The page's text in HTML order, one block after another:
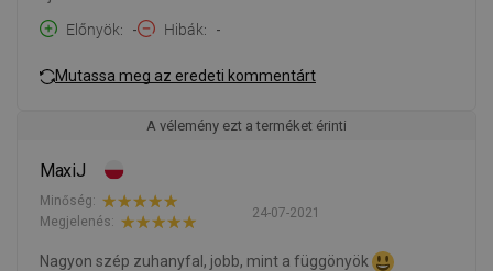
Előnyök
- Hibák -
Mutassa meg az eredeti kommentárt
A vélemény ezt a terméket érinti
MaxiJ
24-07-2021
Minőség:
Megjelenés:
Nagyon szép zuhanyfal, jobb, mint a függönyök